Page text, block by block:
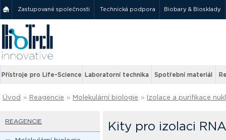
Zastupované společnosti Technická podpora Biobary & Biosklady
Přístroje pro Life-Science Laboratorní technika Spotřební materiál
Úvod » Reagencie » Molekulární biologie » Izolace a purifikace
REAGENCIE Kity pro izolaci